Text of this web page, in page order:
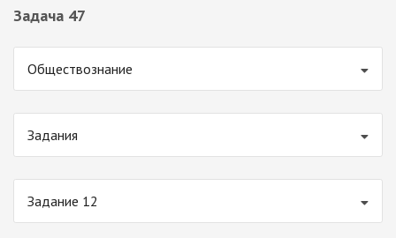
Задача 47
Обществознание
Задания
Задание 12